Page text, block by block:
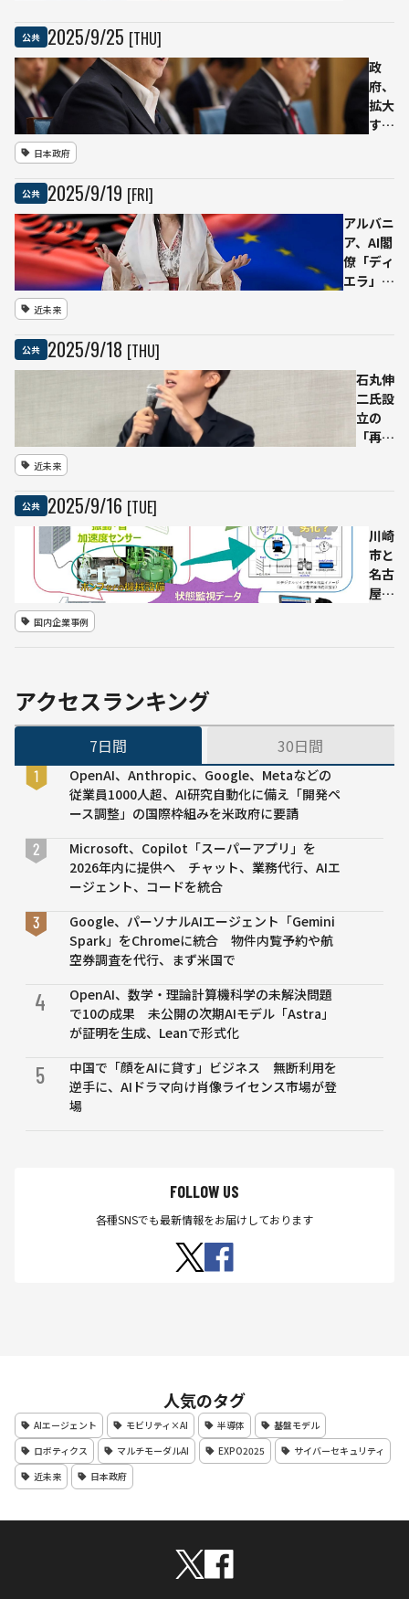
の生
成AI
基盤
モデ
──「神
の存在を
AIに見出
すのは難
公共 2025/9/25 [THU]
政
府、
拡大
する
に歯
止め
――AI活
用や
出を
柱に
海外
展開
日本政府
公共 2025/9/19 [FRI]
アルバニ
ア、AI閣
僚「ディ
エラ」が
りではな
く支援の
ために」
近未来
公共 2025/9/18 [THU]
石丸伸
二氏設
立の
「再生
院生の
奥村光
貴氏が
就任
党の意
担うと
近未来
公共 2025/9/16 [TUE]
川崎
市と
名古
屋大
道設
理を
国内企業事例
アクセスランキング
7日間 30日間
OpenAI、Anthropic、Google、Metaなどの
従業員1000人超、AI研究自動化に備え「開発ペ
ース調整」の国際枠組みを米政府に要請
Microsoft、Copilot「スーパーアプリ」を
2026年内に提供へ チャット、業務代行、AIエ
ージェント、コードを統合
Google、パーソナルAIエージェント「Gemini
Spark」をChromeに統合 物件内覧予約や航
空券調査を代行、まず米国で
4
OpenAI、数学・理論計算機科学の未解決問題
で10の成果 未公開の次期AIモデル「Astra」
が証明を生成、Leanで形式化
5
中国で「顔をAIに貸す」ビジネス 無断利用を
逆手に、AIドラマ向け肖像ライセンス市場が登
場
FOLLOW US
各種SNSでも最新情報をお届けしております
人気のタグ
AIエージェント モビリティ×AI 半導体
基盤モデル
ロボティクス
マルチモーダルAI EXPO2025
サイバーセキュリティ
近未来
日本政府